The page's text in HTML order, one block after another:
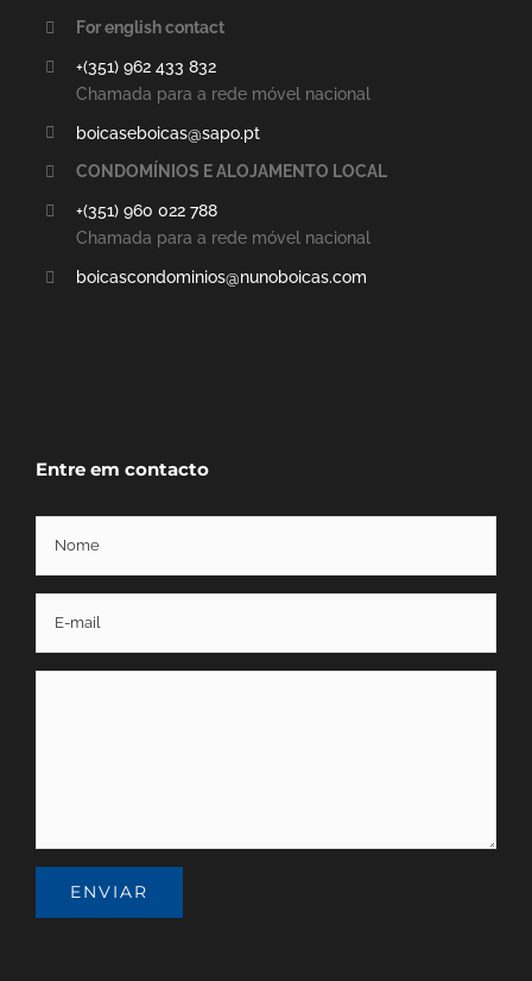
For english contact
+(351) 962 433 832
Chamada para a rede móvel nacional
boicaseboicas@sapo.pt
CONDOMÍNIOS E ALOJAMENTO LOCAL
+(351) 960 022 788
Chamada para a rede móvel nacional
boicascondominios@nunoboicas.com
Entre em contacto